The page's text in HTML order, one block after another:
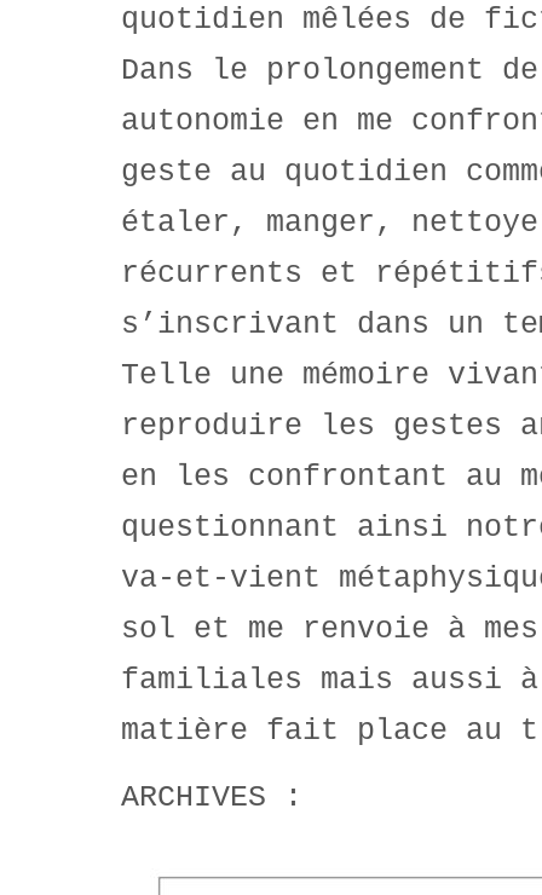
quotidien mêlées de
Dans le prolongement
autonomie en me
geste au quotidien
étaler, manger,
récurrents et
s’inscrivant dans un
Telle une mémoire
reproduire les gestes
en les confrontant au
questionnant ainsi
va-et-vient
sol et me renvoie à
familiales mais aussi à
matière fait place au
ARCHIVES :